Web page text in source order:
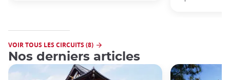
VOIR TOUS LES CIRCUITS (8)
Nos derniers articles